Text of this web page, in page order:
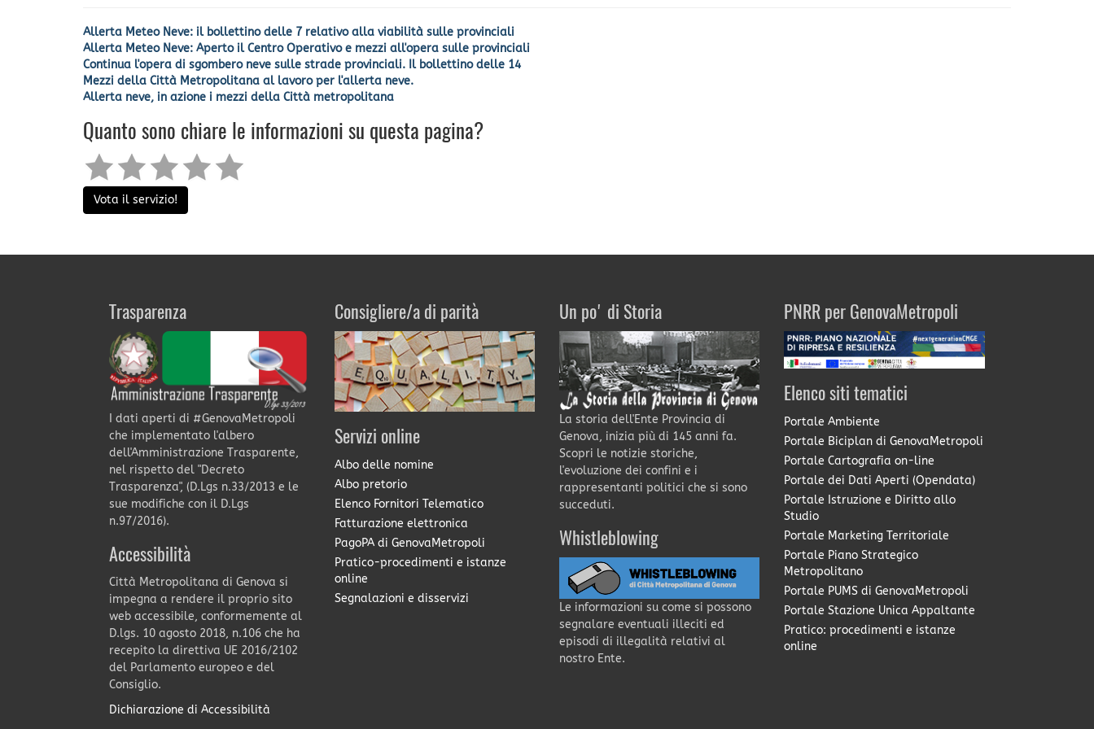
Allerta Meteo Neve: il bollettino delle 7 relativo alla viabilità sulle provinciali
Allerta Meteo Neve: Aperto il Centro Operativo e mezzi all'opera sulle provinciali
Continua l'opera di sgombero neve sulle strade provinciali. Il bollettino delle 14
Mezzi della Città Metropolitana al lavoro per l'allerta neve.
Allerta neve, in azione i mezzi della Città metropolitana
Quanto sono chiare le informazioni su questa pagina?
Vota il servizio!
Trasparenza
I dati aperti di #GenovaMetropoli
che implementato l'albero
dell'Amministrazione Trasparente,
nel rispetto del "Decreto
Trasparenza", (D.Lgs n.33/2013 e le
sue modifiche con il D.Lgs
n.97/2016).
Accessibilità
Città Metropolitana di Genova si
impegna a rendere il proprio sito
web accessibile, conformemente al
D.lgs. 10 agosto 2018, n.106 che ha
recepito la direttiva UE 2016/2102
del Parlamento europeo e del
Consiglio.
Dichiarazione di Accessibilità
Consigliere/a di parità
Servizi online
Albo delle nomine
Albo pretorio
Elenco Fornitori Telematico
Fatturazione elettronica
PagoPA di GenovaMetropoli
Pratico-procedimenti e istanze
online
Segnalazioni e disservizi
Un po' di Storia
La storia dell'Ente Provincia di
Genova, inizia più di 145 anni fa.
Scopri le notizie storiche,
l'evoluzione dei confini e i
rappresentanti politici che si sono
succeduti.
Whistleblowing
Le informazioni su come si possono
segnalare eventuali illeciti ed
episodi di illegalità relativi al
nostro Ente.
PNRR per GenovaMetropoli
Elenco siti tematici
Portale Ambiente
Portale Biciplan di GenovaMetropoli
Portale Cartografia on-line
Portale dei Dati Aperti (Opendata)
Portale Istruzione e Diritto allo
Studio
Portale Marketing Territoriale
Portale Piano Strategico
Metropolitano
Portale PUMS di GenovaMetropoli
Portale Stazione Unica Appaltante
Pratico: procedimenti e istanze
online